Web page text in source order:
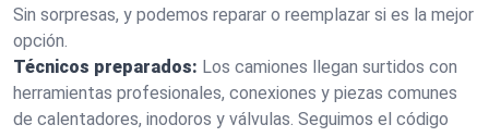
Sin sorpresas, y podemos reparar o reemplazar si es la mejor
opción.
Técnicos preparados: Los camiones llegan surtidos con
herramientas profesionales, conexiones y piezas comunes
de calentadores, inodoros y válvulas. Seguimos el código